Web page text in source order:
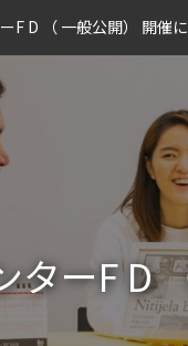
F D （ 一般公開） 開催
ーF D